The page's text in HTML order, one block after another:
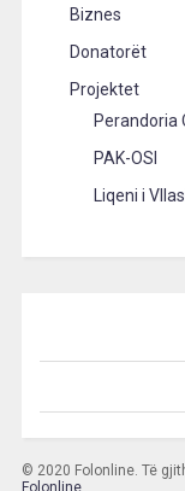
Biznes
Donatorët
Projektet
Perandoria
PAK-OSI
Liqeni i
© 2020 Folonline. Të